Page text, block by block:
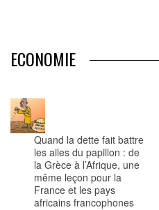
ECONOMIE
Quand la dette fait battre
les ailes du papillon : de
la Grèce à l’Afrique, une
même leçon pour la
France et les pays
africains francophones